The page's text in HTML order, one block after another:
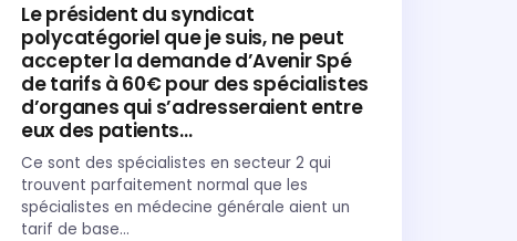
Le président du syndicat
polycatégoriel que je suis, ne peut
accepter la demande d’Avenir Spé
de tarifs à 60€ pour des spécialistes
d’organes qui s’adresseraient entre
eux des patients…
Ce sont des spécialistes en secteur 2 qui
trouvent parfaitement normal que les
spécialistes en médecine générale aient un
tarif de base…